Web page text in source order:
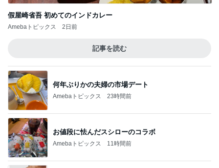
Amebaトピックス 11時間前
プロ販売員が教えた面白い言い訳
Amebaトピックス 1日前
高橋英樹 ボリュームのある朝ごはん
Amebaトピックス 24時間前